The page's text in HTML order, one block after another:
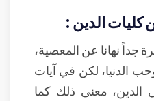
كليات الدين :
جداً نهانا عن المعصية،
الدنيا، لكن في آيات
الدين، معنى ذلك كما